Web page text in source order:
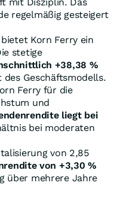
regelmäßig gesteigert
Korn Ferry ein
stetige
+38,38 %
Geschäftsmodells.
Ferry für die
und
liegt bei
bei moderaten
von 2,85
von +3,30%
über mehrere Jahre